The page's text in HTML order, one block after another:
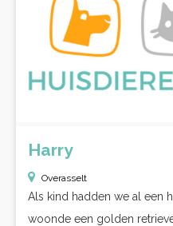
Harry
Overasselt
Als kind hadden we al een
woonde een golden